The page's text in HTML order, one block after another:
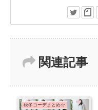
関連記事
秋冬コーデまとめ☆